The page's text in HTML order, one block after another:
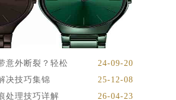
意外断裂？轻松
24-09-20
决技巧集锦
25-12-08
处理技巧详解
26-04-23